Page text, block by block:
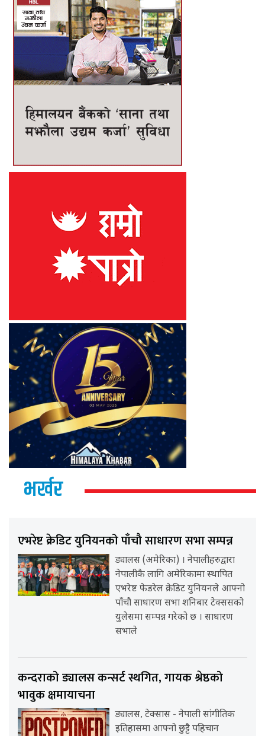
भर्खर
एभरेष्ट क्रेडिट युनियनको पाँचौ साधारण सभा सम्पन्न
ड्यालस (अमेरिका) । नेपालीहरुद्वारा
नेपालीकै लागि अमेरिकामा स्थापित
एभरेष्ट फेडरेल क्रेडिट युनियनले आफ्नो
पाँचौ साधारण सभा शनिबार टेक्ससको
युलेसमा सम्पन्न गरेको छ । साधारण
सभाले
कन्दराको ड्यालस कन्सर्ट स्थगित, गायक श्रेष्ठको
भावुक क्षमायाचना
ड्यालस, टेक्सास - नेपाली सांगीतिक
इतिहासमा आफ्नो छुट्टै पहिचान